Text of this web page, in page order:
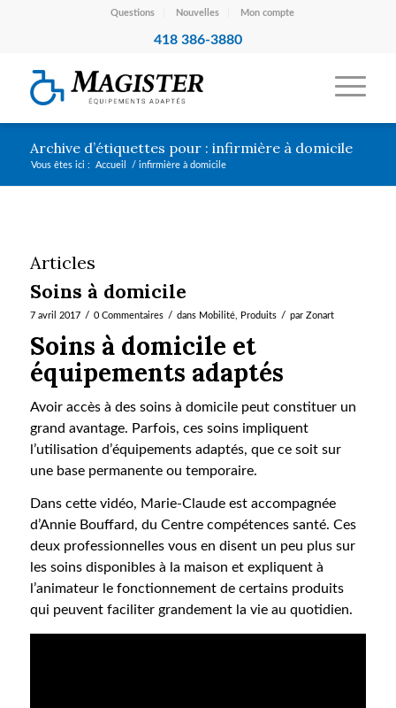
Questions Nouvelles Mon compte
418 386-3880
Archive d’étiquettes pour : infirmière à domicile
Vous êtes ici : Accueil / infirmière à domicile
Articles
Soins à domicile
7 avril 2017 / 0 Commentaires / dans Mobilité, Produits / par Zonart
Soins à domicile et
équipements adaptés
Avoir accès à des soins à domicile peut constituer un
grand avantage. Parfois, ces soins impliquent
l’utilisation d’équipements adaptés, que ce soit sur
une base permanente ou temporaire.
Dans cette vidéo, Marie-Claude est accompagnée
d’Annie Bouffard, du Centre compétences santé. Ces
deux professionnelles vous en disent un peu plus sur
les soins disponibles à la maison et expliquent à
l’animateur le fonctionnement de certains produits
qui peuvent faciliter grandement la vie au quotidien.